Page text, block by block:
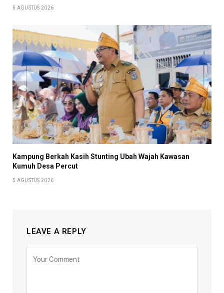
5 AGUSTUS 2026
Kampung Berkah Kasih Stunting Ubah Wajah Kawasan
Kumuh Desa Percut
5 AGUSTUS 2026
LEAVE A REPLY